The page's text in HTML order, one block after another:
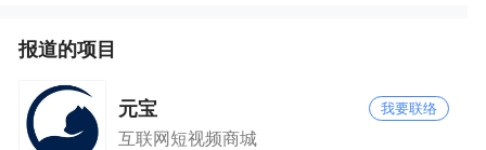
报道的项目
元宝 我要联络
互联网短视频商城